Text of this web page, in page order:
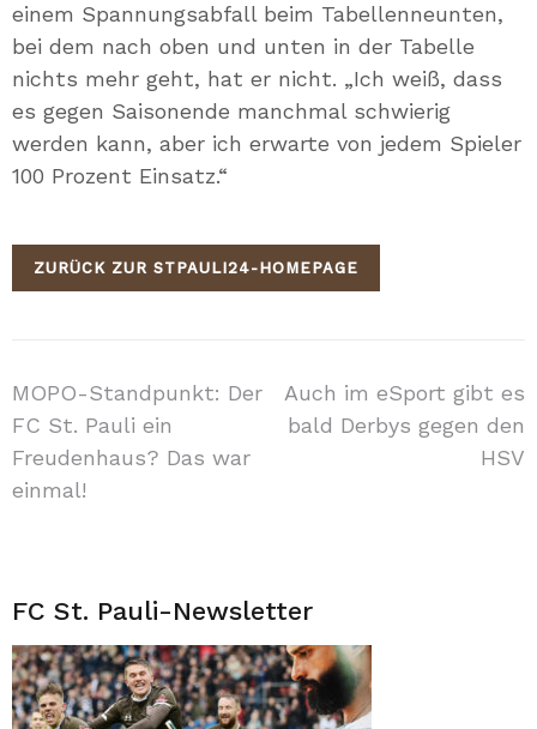
einem Spannungsabfall beim Tabellenneunten,
bei dem nach oben und unten in der Tabelle
nichts mehr geht, hat er nicht. „Ich weiß, dass
es gegen Saisonende manchmal schwierig
werden kann, aber ich erwarte von jedem Spieler
100 Prozent Einsatz.“
ZURÜCK ZUR STPAULI24-HOMEPAGE
Beitragsnavigation
MOPO-Standpunkt: Der
FC St. Pauli ein
Freudenhaus? Das war
einmal!
Auch im eSport gibt es
bald Derbys gegen den
HSV
FC St. Pauli-Newsletter